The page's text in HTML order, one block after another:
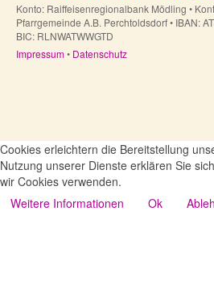
Konto: Raiffeisenregionalbank Mödling •
Pfarrgemeinde A.B. Perchtoldsdorf • IBAN:
BIC: RLNWATWWGTD
Impressum• Datenschutz
Cookies erleichtern die Bereitstellung
Nutzung unserer Dienste erklären Sie
wir Cookies verwenden.
Weitere Informationen
Ok